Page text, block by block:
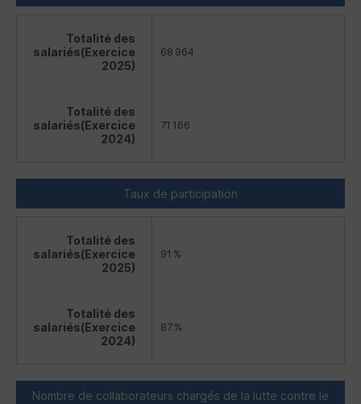
Totalité des
salariés(Exercice
2025)
68 964
Totalité des
salariés(Exercice
2024)
71 166
Taux de participation
Totalité des
salariés(Exercice
2025)
91 %
Totalité des
salariés(Exercice
2024)
87 %
Nombre de collaborateurs chargés de la lutte contre le